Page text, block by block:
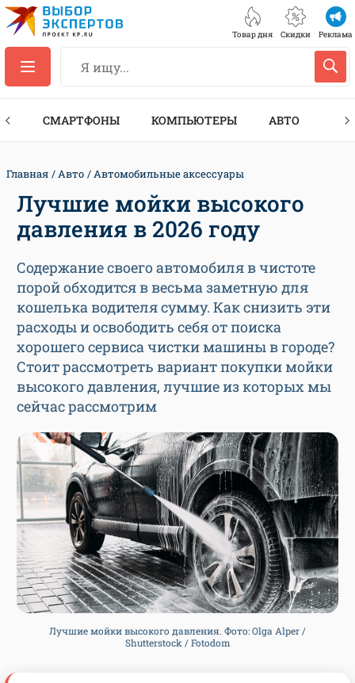
Товар дня Скидки Реклама
СМАРТФОНЫ КОМПЬЮТЕРЫ АВТО
Главная Авто Автомобильные аксессуары
Лучшие мойки высокого
давления в 2026 году
Содержание своего автомобиля в чистоте
порой обходится в весьма заметную для
кошелька водителя сумму. Как снизить эти
расходы и освободить себя от поиска
хорошего сервиса чистки машины в городе?
Стоит рассмотреть вариант покупки мойки
высокого давления, лучшие из которых мы
сейчас рассмотрим
Лучшие мойки высокого давления. Фото: Olga Alper /
Shutterstock / Fotodom